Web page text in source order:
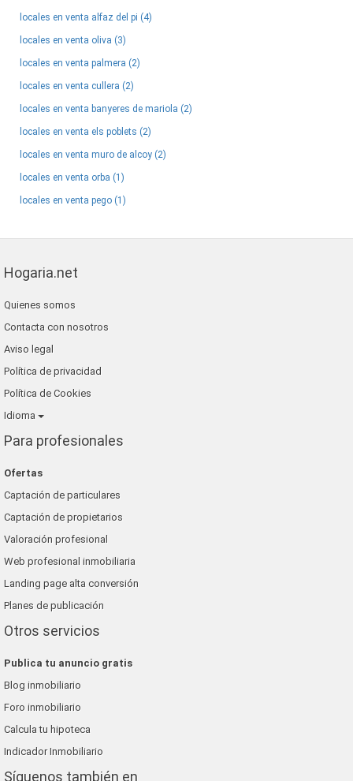
locales en venta alfaz del pi (4)
locales en venta oliva (3)
locales en venta palmera (2)
locales en venta cullera (2)
locales en venta banyeres de mariola (2)
locales en venta els poblets (2)
locales en venta muro de alcoy (2)
locales en venta orba (1)
locales en venta pego (1)
Hogaria.net
Quienes somos
Contacta con nosotros
Aviso legal
Política de privacidad
Política de Cookies
Idioma
Para profesionales
Ofertas
Captación de particulares
Captación de propietarios
Valoración profesional
Web profesional inmobiliaria
Landing page alta conversión
Planes de publicación
Otros servicios
Publica tu anuncio gratis
Blog inmobiliario
Foro inmobiliario
Calcula tu hipoteca
Indicador Inmobiliario
Síguenos también en